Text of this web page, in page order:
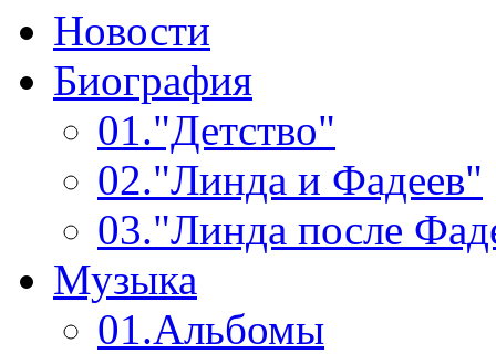
Новости
Биография
01."Детство"
02."Линда и Фадеев"
03."Линда после
Музыка
01.Альбомы